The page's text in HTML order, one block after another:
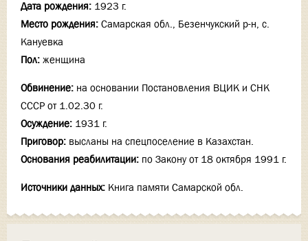
Дата рождения: 1923 г.
Место рождения: Самарская обл., Безенчукский р-н, с.
Кануевка
Пол: женщина
Обвинение: на основании Постановления ВЦИК и СНК
СССР от 1.02.30 г.
Осуждение: 1931 г.
Приговор: высланы на спецпоселение в Казахстан.
Основания реабилитации: по Закону от 18 октября 1991 г.
Источники данных: Книга памяти Самарской обл.